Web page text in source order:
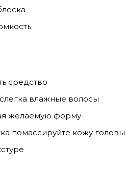
средство
влажные волосы
желаемую форму
помассируйте кожу головы